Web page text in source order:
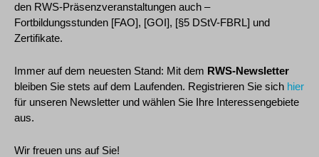
den RWS-Präsenzveranstaltungen auch –
Fortbildungsstunden [FAO], [GOI], [§5 DStV-FBRL] und
Zertifikate.
Immer auf dem neuesten Stand: Mit dem RWS-Newsletter
bleiben Sie stets auf dem Laufenden. Registrieren Sie sich hier
für unseren Newsletter und wählen Sie Ihre Interessengebiete
aus.
Wir freuen uns auf Sie!